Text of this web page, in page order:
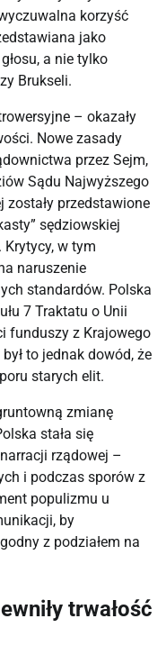
korzyść
jako
a nie tylko
Brukseli.
– okazały
Nowe zasady
przez Sejm,
Sądu Najwyższego
zostały przedstawione
sędziowskiej
Krytycy, w tym
naruszenie
standardów. Polska
7 Traktatu o Unii
funduszy z Krajowego
to jednak dowód, że
starych elit.
zmianę
stała się
rządowej –
i podczas sporów z
populizmu u
by
z podziałem na
trwałość